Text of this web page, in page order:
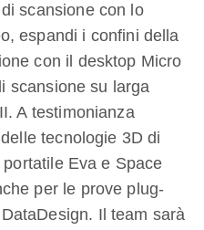
scansione con lo
espandi i confini della
con il desktop Micro
scansione su larga
A testimonianza
tecnologie 3D di
Eva e Space
per le prove plug-
Il team sarà